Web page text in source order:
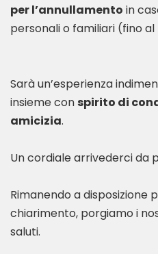
per l’annullamento in
personali o familiari (fino
Sarà un’esperienza
insieme con spirito di
amicizia.
Un cordiale arrivederci da
Rimanendo a disposizione
chiarimento, porgiamo i
saluti.